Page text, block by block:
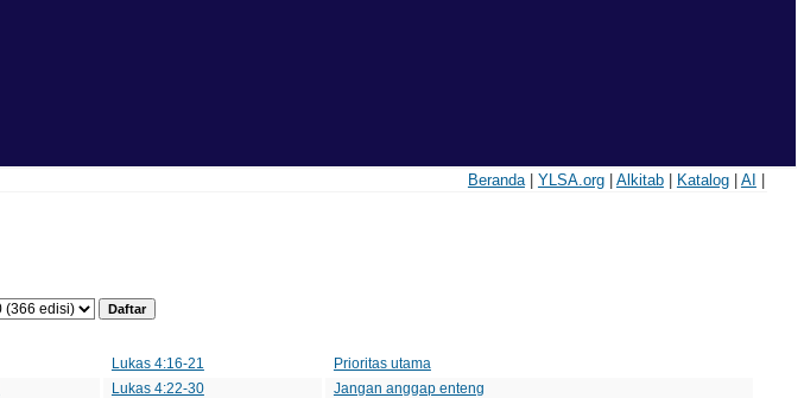
Beranda| YLSA.org| Alkitab| Katalog| AI
Lukas 4:16-21
Prioritas utama
Lukas 4:22-30
Jangan anggap enteng